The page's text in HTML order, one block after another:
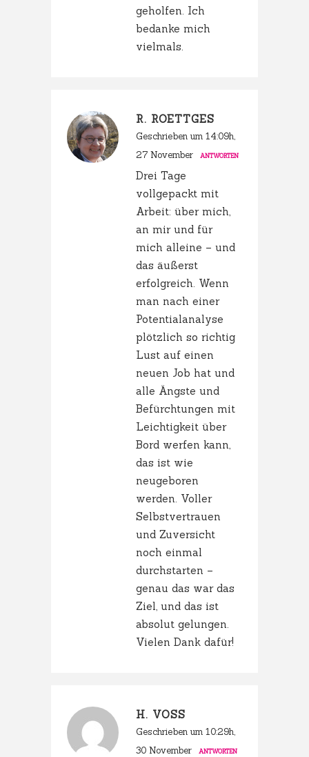
geholfen. Ich
bedanke mich
vielmals.
R. ROETTGES
Geschrieben um 14:09h,
27 November
ANTWORTEN
Drei Tage
vollgepackt mit
Arbeit: über mich,
an mir und für
mich alleine – und
das äußerst
erfolgreich. Wenn
man nach einer
Potentialanalyse
plötzlich so richtig
Lust auf einen
neuen Job hat und
alle Ängste und
Befürchtungen mit
Leichtigkeit über
Bord werfen kann,
das ist wie
neugeboren
werden. Voller
Selbstvertrauen
und Zuversicht
noch einmal
durchstarten –
genau das war das
Ziel, und das ist
absolut gelungen.
Vielen Dank dafür!
H. VOSS
Geschrieben um 10:29h,
30 November
ANTWORTEN